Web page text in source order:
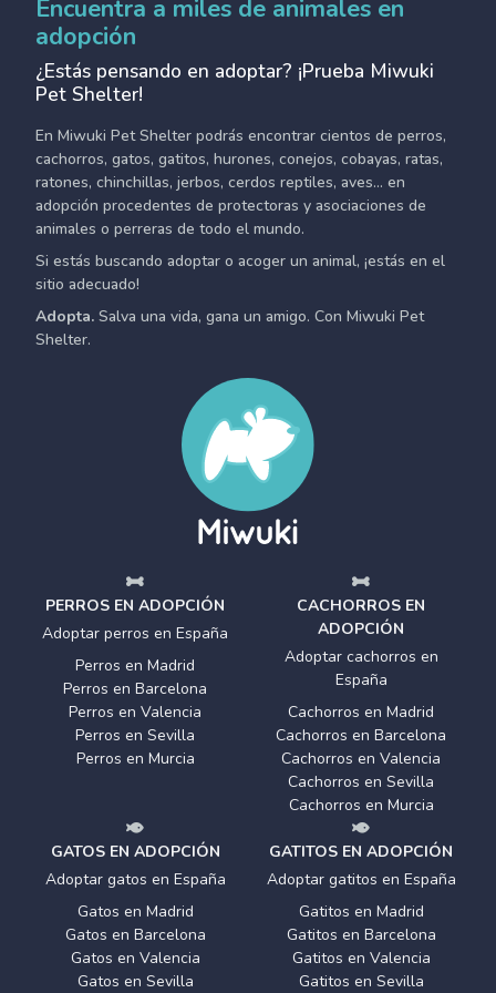
Encuentra a miles de animales en
adopción
¿Estás pensando en adoptar? ¡Prueba Miwuki
Pet Shelter!
En Miwuki Pet Shelter podrás encontrar cientos de perros,
cachorros, gatos, gatitos, hurones, conejos, cobayas, ratas,
ratones, chinchillas, jerbos, cerdos reptiles, aves... en
adopción procedentes de protectoras y asociaciones de
animales o perreras de todo el mundo.
Si estás buscando adoptar o acoger un animal, ¡estás en el
sitio adecuado!
Adopta. Salva una vida, gana un amigo. Con Miwuki Pet
Shelter.
PERROS EN ADOPCIÓN
Adoptar perros en España
Perros en Madrid
Perros en Barcelona
Perros en Valencia
Perros en Sevilla
Perros en Murcia
CACHORROS EN
ADOPCIÓN
Adoptar cachorros en
España
Cachorros en Madrid
Cachorros en Barcelona
Cachorros en Valencia
Cachorros en Sevilla
Cachorros en Murcia
GATOS EN ADOPCIÓN
Adoptar gatos en España
Gatos en Madrid
Gatos en Barcelona
Gatos en Valencia
Gatos en Sevilla
GATITOS EN ADOPCIÓN
Adoptar gatitos en España
Gatitos en Madrid
Gatitos en Barcelona
Gatitos en Valencia
Gatitos en Sevilla